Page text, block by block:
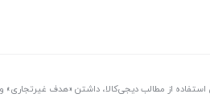
استفاده از مطالب دیجی‌کالا، داشتن «هدف